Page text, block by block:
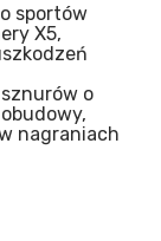
sportów
X5,
o
nagraniach